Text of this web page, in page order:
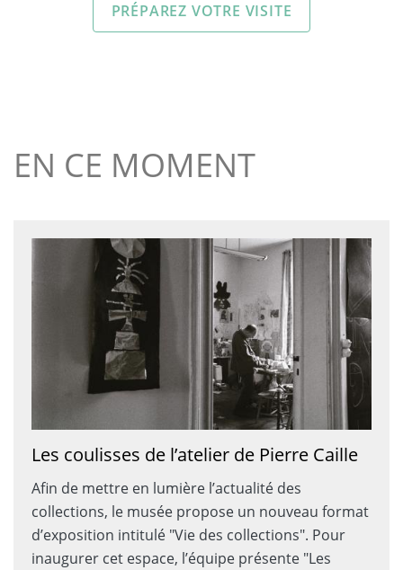
PRÉPAREZ VOTRE VISITE
EN CE MOMENT
Les coulisses de l’atelier de Pierre Caille
Afin de mettre en lumière l’actualité des
collections, le musée propose un nouveau format
d’exposition intitulé "Vie des collections". Pour
inaugurer cet espace, l’équipe présente "Les